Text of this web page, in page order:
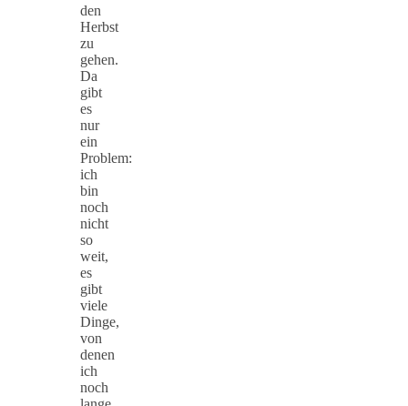
den
Herbst
zu
gehen.
Da
gibt
es
nur
ein
Problem:
ich
bin
noch
nicht
so
weit,
es
gibt
viele
Dinge,
von
denen
ich
noch